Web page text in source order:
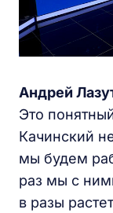
Андрей
Это
Качинский
мы будем
раз мы с
в разы